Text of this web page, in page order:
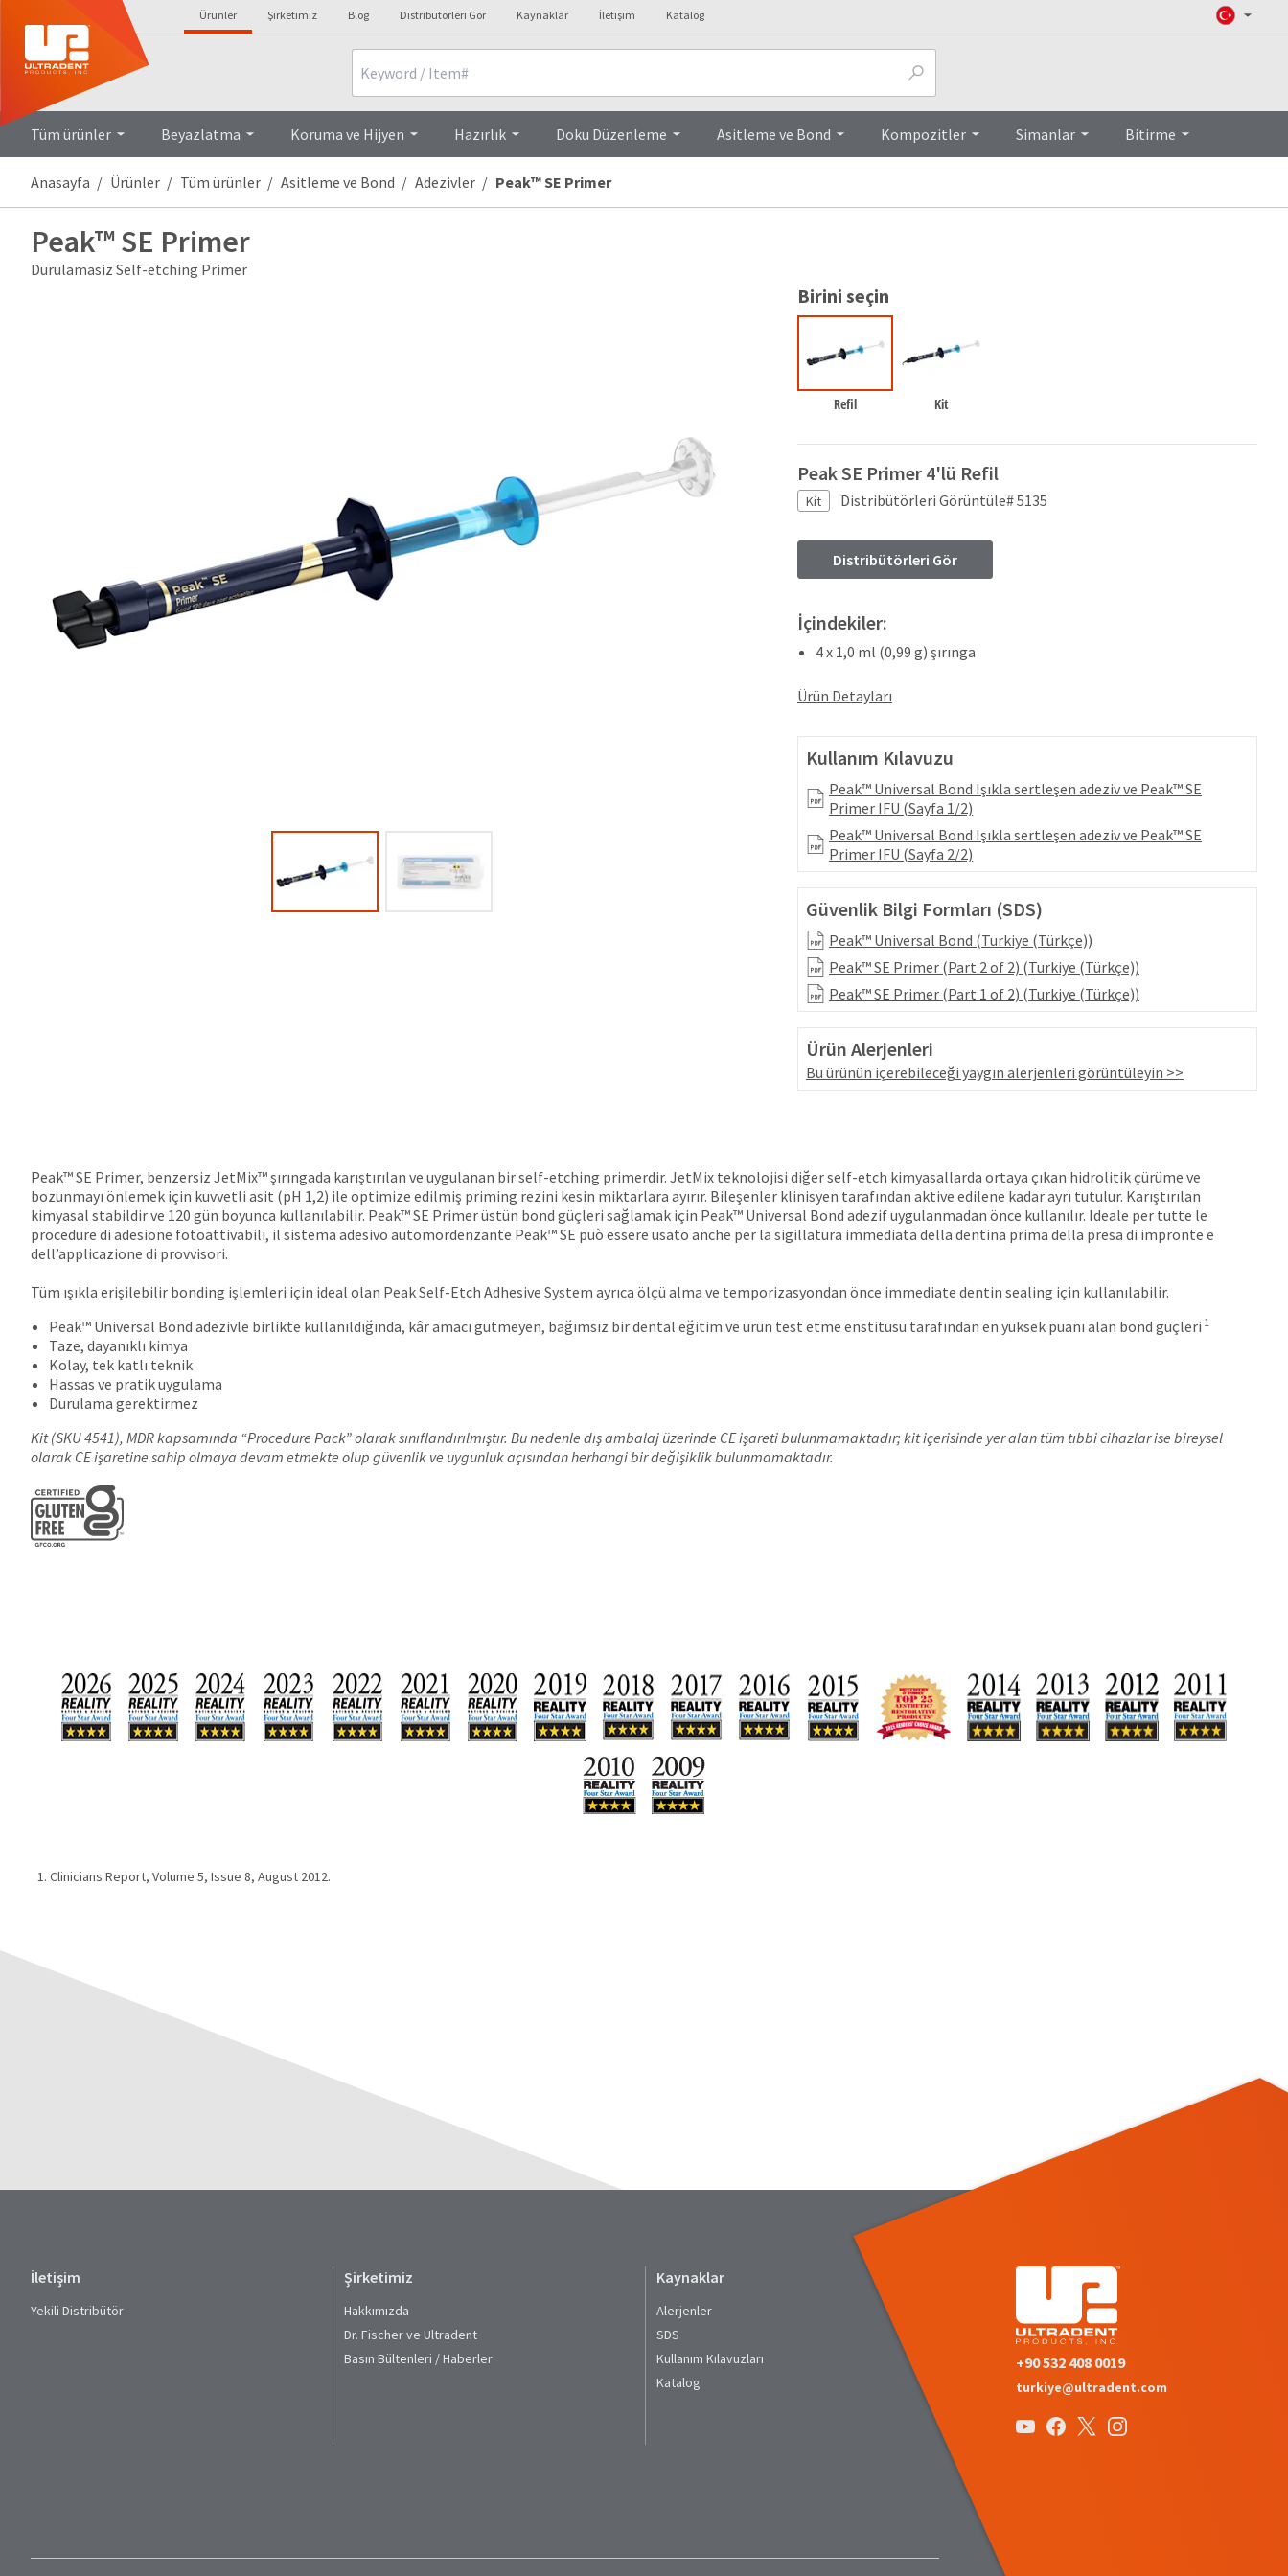
Ürünler Şirketimiz Blog Distribütörleri Gör Kaynaklar İletişim Katalog
Tüm ürünler Beyazlatma Koruma ve Hijyen Hazırlık Doku Düzenleme Asitleme ve Bond Kompozitler Simanlar Bitirme
Anasayfa Ürünler Tüm ürünler Asitleme ve Bond Adezivler Peak™ SE Primer
Peak™ SE Primer
Durulamasiz Self-etching Primer
Birini seçin
Refil Kit
Peak SE Primer 4'lü Refil
Kit Distribütörleri Görüntüle# 5135
Distribütörleri Gör
İçindekiler:
4 x 1,0 ml (0,99 g) şırınga
Ürün Detayları
Kullanım Kılavuzu
Peak™ Universal Bond Işıkla sertleşen adeziv ve Peak™ SE
Primer IFU (Sayfa 1/2)
Peak™ Universal Bond Işıkla sertleşen adeziv ve Peak™ SE
Primer IFU (Sayfa 2/2)
Güvenlik Bilgi Formları (SDS)
Peak™ Universal Bond (Turkiye (Türkçe))
Peak™ SE Primer (Part 2 of 2) (Turkiye (Türkçe))
Peak™ SE Primer (Part 1 of 2) (Turkiye (Türkçe))
Ürün Alerjenleri
Bu ürünün içerebileceği yaygın alerjenleri görüntüleyin >>
Peak™ SE Primer, benzersiz JetMix™ şırıngada karıştırılan ve uygulanan bir self-etching primerdir. JetMix teknolojisi diğer self-etch kimyasallarda ortaya çıkan hidrolitik çürüme ve
bozunmayı önlemek için kuvvetli asit (pH 1,2) ile optimize edilmiş priming rezini kesin miktarlara ayırır. Bileşenler klinisyen tarafından aktive edilene kadar ayrı tutulur. Karıştırılan
kimyasal stabildir ve 120 gün boyunca kullanılabilir. Peak™ SE Primer üstün bond güçleri sağlamak için Peak™ Universal Bond adezif uygulanmadan önce kullanılır. Ideale per tutte le
procedure di adesione fotoattivabili, il sistema adesivo automordenzante Peak™ SE può essere usato anche per la sigillatura immediata della dentina prima della presa di impronte e
dell’applicazione di provvisori.
Tüm ışıkla erişilebilir bonding işlemleri için ideal olan Peak Self-Etch Adhesive System ayrıca ölçü alma ve temporizasyondan önce immediate dentin sealing için kullanılabilir.
Peak™ Universal Bond adezivle birlikte kullanıldığında, kâr amacı gütmeyen, bağımsız bir dental eğitim ve ürün test etme enstitüsü tarafından en yüksek puanı alan bond güçleri 1
Taze, dayanıklı kimya
Kolay, tek katlı teknik
Hassas ve pratik uygulama
Durulama gerektirmez
Kit (SKU 4541), MDR kapsamında “Procedure Pack” olarak sınıflandırılmıştır. Bu nedenle dış ambalaj üzerinde CE işareti bulunmamaktadır; kit içerisinde yer alan tüm tıbbi cihazlar ise bireysel
olarak CE işaretine sahip olmaya devam etmekte olup güvenlik ve uygunluk açısından herhangi bir değişiklik bulunmamaktadır.
Clinicians Report, Volume 5, Issue 8, August 2012.
İletişim
Yekili Distribütör
Şirketimiz
Hakkımızda
Dr. Fischer ve Ultradent
Basın Bültenleri / Haberler
Kaynaklar
Alerjenler
SDS
Kullanım Kılavuzları​
Katalog
+90 532 408 0019
turkiye@ultradent.com